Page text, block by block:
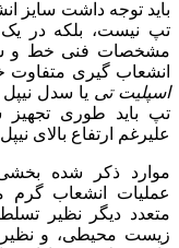
باید توجه داشت سایز
تپ نیست، بلکه در یک
مشخصات فنی خط و
انشعاب گیری متفاوت
اسپلیت تی یا سدل نیپل
تپ باید طوری
علیرغم ارتفاع بالای
موارد ذکر شده
عملیات انشعاب
متعدد دیگر نظیر تسلط
زیست محیطی، و نظیر